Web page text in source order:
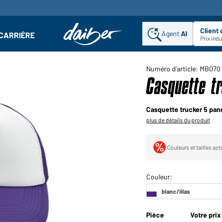
: Ouvrir le sous-menu AgentAI Client
Prix
Numéro d'article: MB070
Casquette
Casquette trucker 5
plus de détails du produit
Couleurs et tailles
Pièce Votre